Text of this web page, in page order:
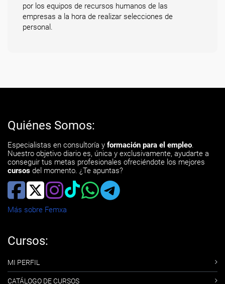
por los equipos de recursos humanos de las
empresas a la hora de realizar selecciones de
personal.
Quiénes Somos:
Especialistas en consultoría y formación para el empleo.
Nuestro objetivo diario es, única y exclusivamente, ayudarte a
conseguir tus metas profesionales ofreciéndote los mejores
cursos del momento. ¿Te apuntas?
Más sobre Femxa
Cursos:
MI PERFIL
CATÁLOGO DE CURSOS